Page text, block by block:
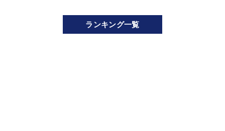
ランキング一覧